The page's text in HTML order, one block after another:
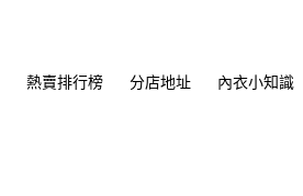
熱賣排行榜 分店地址 內衣小知識